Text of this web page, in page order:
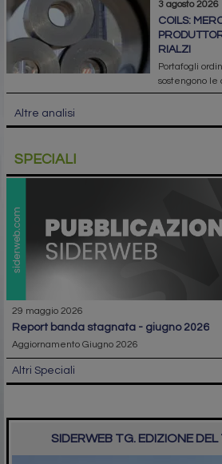
3 agosto 2026
COILS:
RIALZI
Portafogli
sostengono
Altre analisi
SPECIALI
29 maggio 2026
report banda stagnata - giugno 2026
Aggiornamento Giugno 2026
Altri Speciali
SIDERWEB TG. EDIZIONE